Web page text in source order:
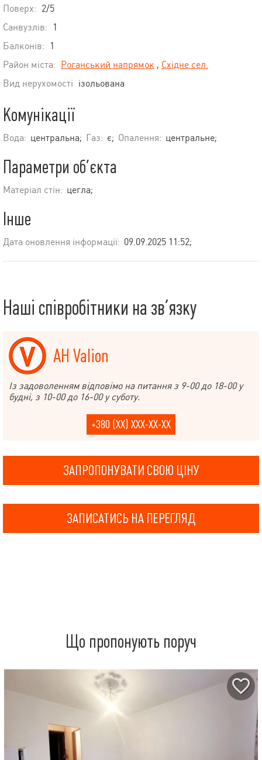
Поверх: 2/5
Санвузлів:
1
Балконів:
1
Район міста: Роганський напрямок , Східне сел.
Вид нерухомості ізольована
Комунікації
Вода: центральна; Газ: є; Опалення: центральне;
Параметри об’єкта
Матеріал стін: цегла;
Інше
Дата оновлення інформації: 09.09.2025 11:52;
Наші співробітники на зв’язку
АН Valion
Із задоволенням відповімо на питання з 9-00 до 18-00 у
будні, з 10-00 до 16-00 у суботу.
+380 (XX) XXX-XX-XX
ЗАПРОПОНУВАТИ СВОЮ ЦІНУ
ЗАПИСАТИСЬ НА ПЕРЕГЛЯД
Що пропонують поруч